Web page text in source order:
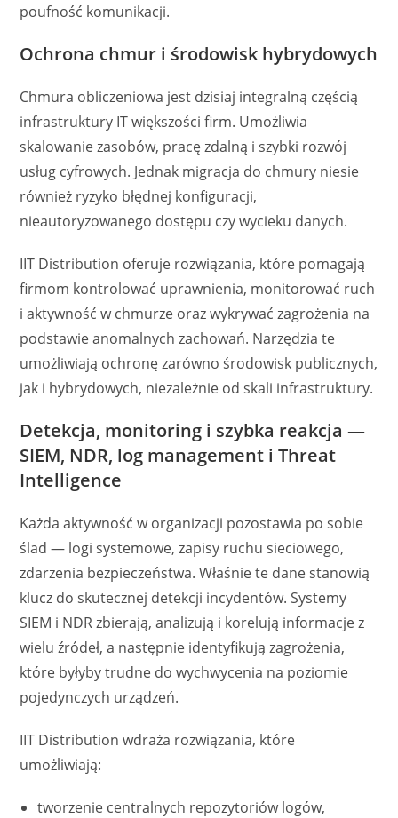
poufność komunikacji.
Ochrona chmur i środowisk hybrydowych
Chmura obliczeniowa jest dzisiaj integralną częścią
infrastruktury IT większości firm. Umożliwia
skalowanie zasobów, pracę zdalną i szybki rozwój
usług cyfrowych. Jednak migracja do chmury niesie
również ryzyko błędnej konfiguracji,
nieautoryzowanego dostępu czy wycieku danych.
IIT Distribution oferuje rozwiązania, które pomagają
firmom kontrolować uprawnienia, monitorować ruch
i aktywność w chmurze oraz wykrywać zagrożenia na
podstawie anomalnych zachowań. Narzędzia te
umożliwiają ochronę zarówno środowisk publicznych,
jak i hybrydowych, niezależnie od skali infrastruktury.
Detekcja, monitoring i szybka reakcja —
SIEM, NDR, log management i Threat
Intelligence
Każda aktywność w organizacji pozostawia po sobie
ślad — logi systemowe, zapisy ruchu sieciowego,
zdarzenia bezpieczeństwa. Właśnie te dane stanowią
klucz do skutecznej detekcji incydentów. Systemy
SIEM i NDR zbierają, analizują i korelują informacje z
wielu źródeł, a następnie identyfikują zagrożenia,
które byłyby trudne do wychwycenia na poziomie
pojedynczych urządzeń.
IIT Distribution wdraża rozwiązania, które
umożliwiają:
tworzenie centralnych repozytoriów logów,